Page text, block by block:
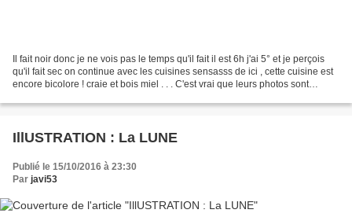
Il fait noir donc je ne vois pas le temps qu'il fait il est 6h j'ai 5° et je perçois
qu'il fait sec on continue avec les cuisines sensasss de ici , cette cuisine est
encore bicolore ! craie et bois miel . . . C'est vrai que leurs photos sont
IllUSTRATION : La LUNE
Publié le 15/10/2016 à 23:30
Par javi53